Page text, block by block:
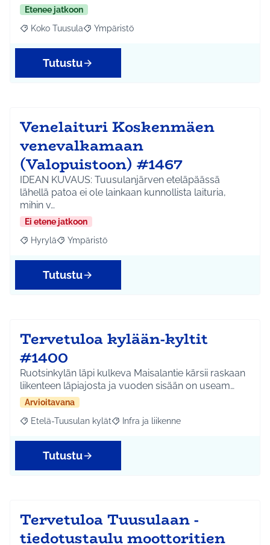
Etenee jatkoon
Rajaa tulokset aihepiirin mukaan: Koko Tuusula
Koko Tuusula Rajaa tulokset teeman mukaan: Ympäristö
Ympäristö
Tutustu
Venelaituri Koskenmäen
venevalkamaan
(Valopuistoon) #1467
IDEAN KUVAUS: Tuusulanjärven eteläpäässä
lähellä patoa ei ole lainkaan kunnollista laituria,
mihin v…
Ei etene jatkoon
Rajaa tulokset aihepiirin mukaan: Hyrylä
Hyrylä Rajaa tulokset teeman mukaan: Ympäristö
Ympäristö
Tutustu
Tervetuloa kylään-kyltit
#1400
Ruotsinkylän läpi kulkeva Maisalantie kärsii raskaan
liikenteen läpiajosta ja vuoden sisään on useam…
Arvioitavana
Rajaa tulokset aihepiirin mukaan: Etelä-Tuusulan kylät
Etelä-Tuusulan kylät Rajaa tulokset teeman mukaan: Infra ja
Infra ja liikenne
Tutustu
Tervetuloa Tuusulaan -
tiedotustaulu moottoritien